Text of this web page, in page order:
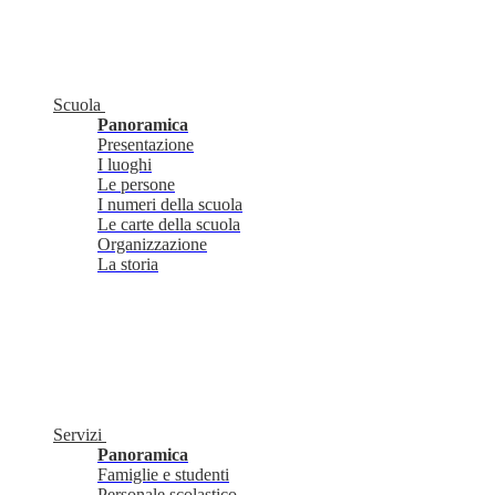
Scuola
Panoramica
Presentazione
I luoghi
Le persone
I numeri della scuola
Le carte della scuola
Organizzazione
La storia
Servizi
Panoramica
Famiglie e studenti